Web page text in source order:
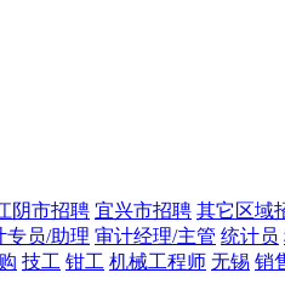
阴市招聘 宜兴市招聘 其它区域
专员/助理 审计经理/主管 统计员
技工 钳工 机械工程师 无锡 销